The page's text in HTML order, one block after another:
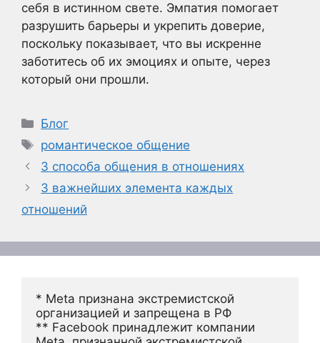
себя в истинном свете. Эмпатия помогает
разрушить барьеры и укрепить доверие,
поскольку показывает, что вы искренне
заботитесь об их эмоциях и опыте, через
который они прошли.
Рубрики
Блог
Метки
романтическое общение
3 способа общения в отношениях
3 важнейших элемента каждых
отношений
* Meta признана экстремистской
организацией и запрещена в РФ
** Facebook принадлежит компании